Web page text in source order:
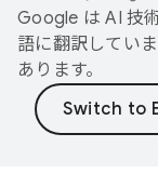
Google は AI 技
語に翻訳してい
あります。